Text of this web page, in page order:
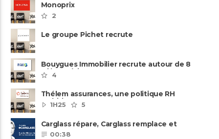
Monoprix
2
Le groupe Pichet recrute
Bouygues Immobilier recrute autour de 8
pôles métiers
4
Thélem assurances, une politique RH
ambitieuse
1H25 5
Carglass répare, Carglass remplace et
Carglass embauche également.
00:38